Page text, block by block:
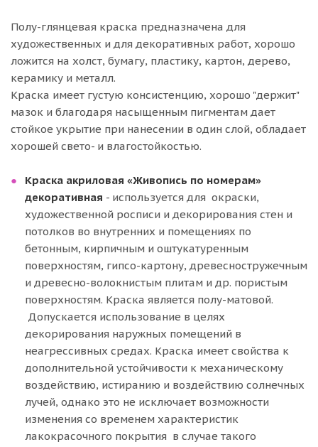
Полу-глянцевая краска предназначена для
художественных и для декоративных работ, хорошо
ложится на холст, бумагу, пластику, картон, дерево,
керамику и металл.
Краска имеет густую консистенцию, хорошо "держит"
мазок и благодаря насыщенным пигментам дает
стойкое укрытие при нанесении в один слой, обладает
хорошей свето- и влагостойкостью.
Краска акриловая «Живопись по номерам»
декоративная - используется для окраски,
художественной росписи и декорирования стен и
потолков во внутренних и помещениях по
бетонным, кирпичным и оштукатуренным
поверхностям, гипсо-картону, древесностружечным
и древесно-волокнистым плитам и др. пористым
поверхностям. Краска является полу-матовой.
Допускается использование в целях
декорирования наружных помещений в
неагрессивных средах. Краска имеет свойства к
дополнительной устойчивости к механическому
воздействию, истиранию и воздействию солнечных
лучей, однако это не исключает возможности
изменения со временем характеристик
лакокрасочного покрытия в случае такого